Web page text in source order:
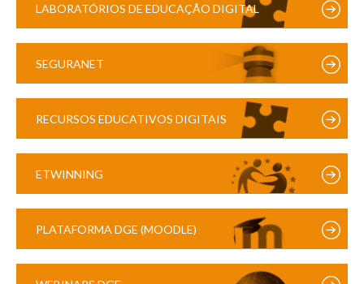
LABORATÓRIOS DE EDUCAÇÃO DIGITAL
SEGURANET
RECURSOS EDUCATIVOS DIGITAIS
ETWINNING
PLATAFORMA DGE (MOODLE)